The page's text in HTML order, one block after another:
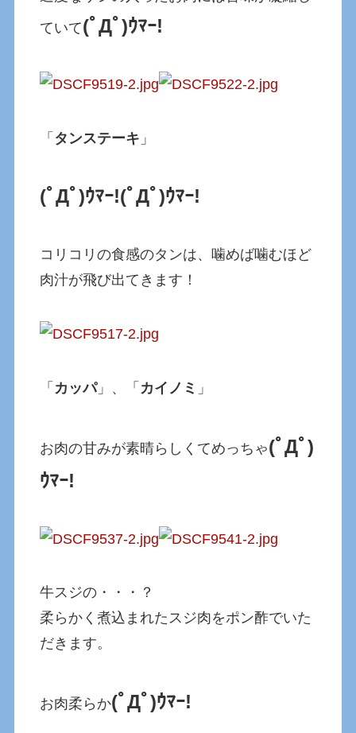
ていて(ﾟДﾟ)ｳﾏｰ!
「 タンステーキ 」
(ﾟДﾟ)ｳﾏｰ!(ﾟДﾟ)ｳﾏｰ!
コリコリの食感のタンは、噛めば噛むほど
肉汁が飛び出てきます！
「 カッパ」、「 カイノミ 」
お肉の甘みが素晴らしくてめっちゃ(ﾟДﾟ)
ｳﾏｰ!
牛スジの・・・？
柔らかく煮込まれたスジ肉をポン酢でいた
だきます。
お肉柔らか(ﾟДﾟ)ｳﾏｰ!